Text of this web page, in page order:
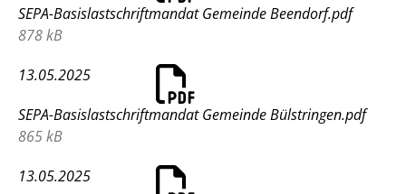
SEPA-Basislastschriftmandat Gemeinde Beendorf.pdf
878 kB
13.05.2025
SEPA-Basislastschriftmandat Gemeinde Bülstringen.pdf
865 kB
13.05.2025